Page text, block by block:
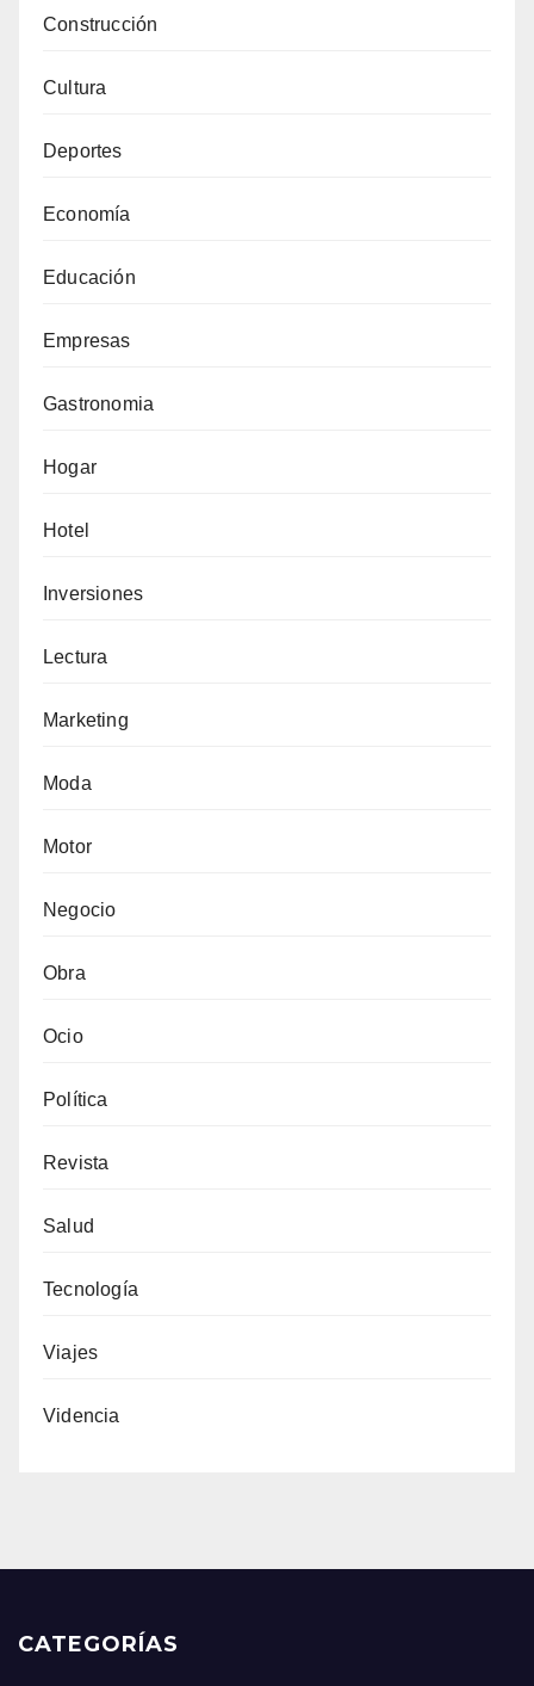
Construcción
Cultura
Deportes
Economía
Educación
Empresas
Gastronomia
Hogar
Hotel
Inversiones
Lectura
Marketing
Moda
Motor
Negocio
Obra
Ocio
Política
Revista
Salud
Tecnología
Viajes
Videncia
CATEGORÍAS